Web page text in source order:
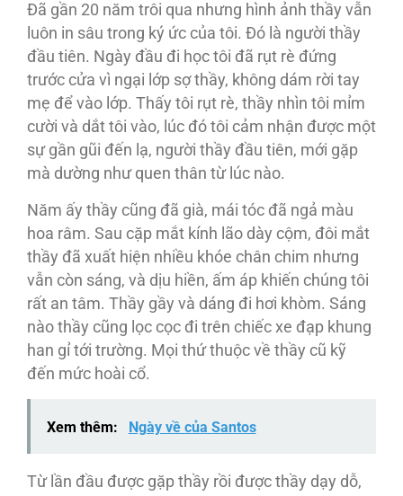
Đã gần 20 năm trôi qua nhưng hình ảnh thầy vẫn
luôn in sâu trong ký ức của tôi. Đó là người thầy
đầu tiên. Ngày đầu đi học tôi đã rụt rè đứng
trước cửa vì ngại lớp sợ thầy, không dám rời tay
mẹ để vào lớp. Thấy tôi rụt rè, thầy nhìn tôi mỉm
cười và dắt tôi vào, lúc đó tôi cảm nhận được một
sự gần gũi đến lạ, người thầy đầu tiên, mới gặp
mà dường như quen thân từ lúc nào.
Năm ấy thầy cũng đã già, mái tóc đã ngả màu
hoa râm. Sau cặp mắt kính lão dày cộm, đôi mắt
thầy đã xuất hiện nhiều khóe chân chim nhưng
vẫn còn sáng, và dịu hiền, ấm áp khiến chúng tôi
rất an tâm. Thầy gầy và dáng đi hơi khòm. Sáng
nào thầy cũng lọc cọc đi trên chiếc xe đạp khung
han gỉ tới trường. Mọi thứ thuộc về thầy cũ kỹ
đến mức hoài cổ.
Xem thêm: Ngày về của Santos
Từ lần đầu được gặp thầy rồi được thầy dạy dỗ,